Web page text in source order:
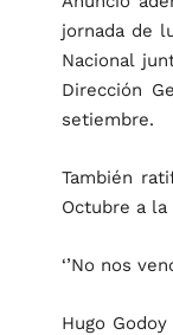
jornada de
Nacional
Dirección
setiembre.
También
Octubre a
‘’No nos
Hugo